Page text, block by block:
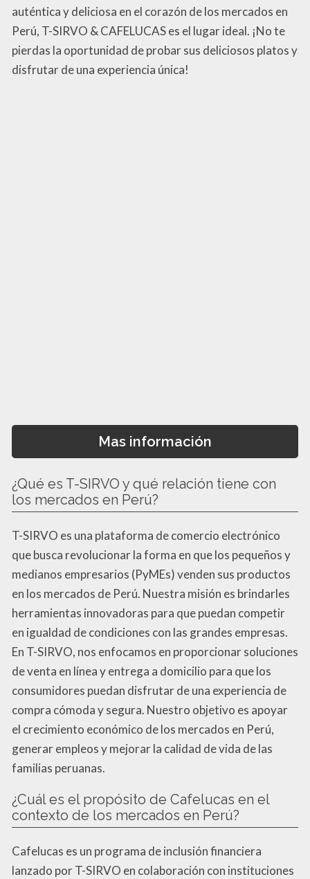
auténtica y deliciosa en el corazón de los mercados en
Perú, T-SIRVO & CAFELUCAS es el lugar ideal. ¡No te
pierdas la oportunidad de probar sus deliciosos platos y
disfrutar de una experiencia única!
Mas información
¿Qué es T-SIRVO y qué relación tiene con
los mercados en Perú?
T-SIRVO es una plataforma de comercio electrónico
que busca revolucionar la forma en que los pequeños y
medianos empresarios (PyMEs) venden sus productos
en los mercados de Perú. Nuestra misión es brindarles
herramientas innovadoras para que puedan competir
en igualdad de condiciones con las grandes empresas.
En T-SIRVO, nos enfocamos en proporcionar soluciones
de venta en línea y entrega a domicilio para que los
consumidores puedan disfrutar de una experiencia de
compra cómoda y segura. Nuestro objetivo es apoyar
el crecimiento económico de los mercados en Perú,
generar empleos y mejorar la calidad de vida de las
familias peruanas.
¿Cuál es el propósito de Cafelucas en el
contexto de los mercados en Perú?
Cafelucas es un programa de inclusión financiera
lanzado por T-SIRVO en colaboración con instituciones